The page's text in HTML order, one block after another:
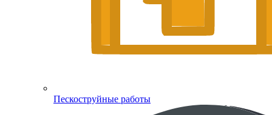
Пескоструйные работы